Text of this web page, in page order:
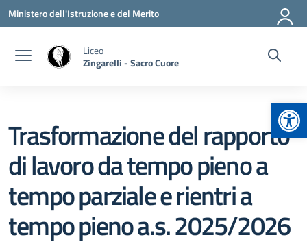
Vai ai contenuti
Vai al menu di navigazione
Vai al footer
Ministero dell'Istruzione e del Merito
Liceo
Zingarelli - Sacro Cuore
Trasformazione del rapporto
di lavoro da tempo pieno a
tempo parziale e rientri a
tempo pieno a.s. 2025/2026